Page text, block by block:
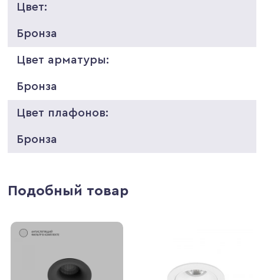
Цвет:
Бронза
Цвет арматуры:
Бронза
Цвет плафонов:
Бронза
Подобный товар